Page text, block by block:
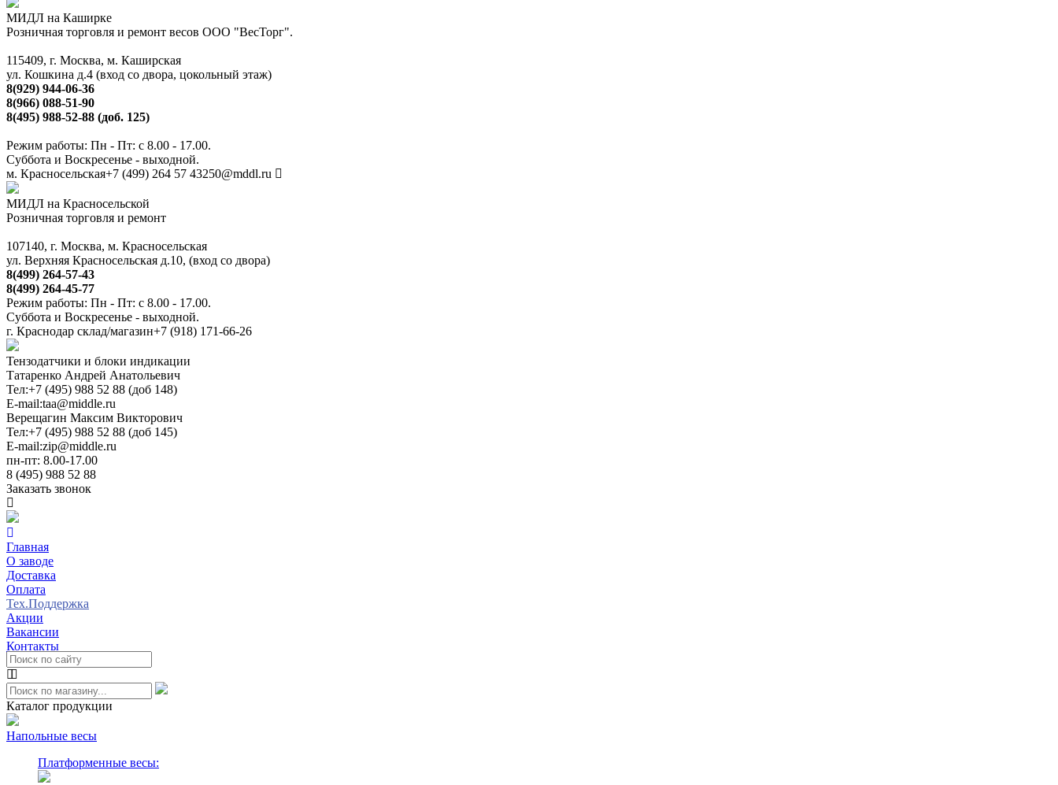
МИДЛ на Каширке
Розничная торговля и ремонт весов ООО "ВесТорг".
115409, г. Москва, м. Каширская
ул. Кошкина д.4 (вход со двора, цокольный этаж)
8(929) 944-06-36
8(966) 088-51-90
8(495) 988-52-88 (доб. 125)
Режим работы: Пн - Пт: с 8.00 - 17.00.
Суббота и Воскресенье - выходной.
м. Красносельская+7 (499) 264 57 43250@mddl.ru
МИДЛ на Красносельской
Розничная торговля и ремонт
107140, г. Москва, м. Красносельская
ул. Верхняя Красносельская д.10, (вход со двора)
8(499) 264-57-43
8(499) 264-45-77
Режим работы: Пн - Пт: с 8.00 - 17.00.
Суббота и Воскресенье - выходной.
г. Краснодар склад/магазин+7 (918) 171-66-26
Тензодатчики и блоки индикации
Татаренко Андрей Анатольевич
Тел:+7 (495) 988 52 88 (доб 148)
E-mail:taa@middle.ru
Верещагин Максим Викторович
Тел:+7 (495) 988 52 88 (доб 145)
E-mail:zip@middle.ru
пн-пт: 8.00-17.00
8 (495) 988 52 88
Заказать звонок
Главная
О заводе
Доставка
Оплата
Тех.Поддержка
Акции
Вакансии
Контакты
Каталог продукции
Напольные весы
Платформенные весы: